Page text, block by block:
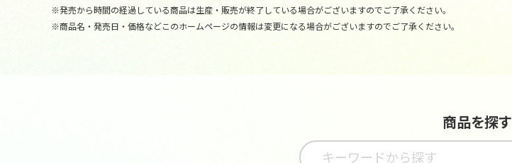
※発売から時間の経過している商品は生産・販売が終了している場合がございますのでご了承ください。
※商品名・発売日・価格などこのホームページの情報は変更になる場合がございますのでご了承ください。
商品を探す